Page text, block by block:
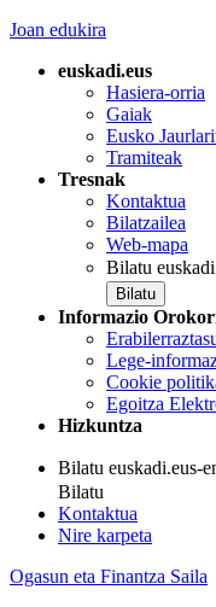
Joan edukira
euskadi.eus
Hasiera-orria
Gaiak
Eusko
Tramiteak
Tresnak
Kontaktua
Bilatzailea
Web-mapa
Bilatu
Informazio
Lege-
Cookie
Egoitza
Hizkuntza
Bilatu euskadi.eus-
Bilatu
Kontaktua
Nire karpeta
Ogasun eta Finantza Saila